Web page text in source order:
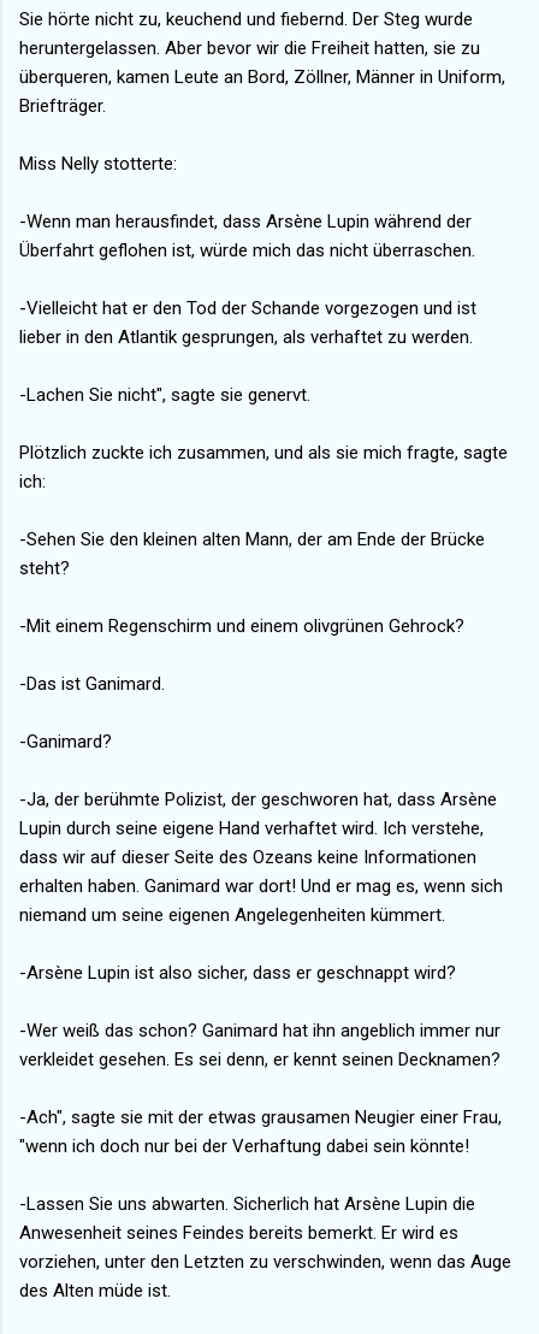
Sie hörte nicht zu, keuchend und fiebernd. Der Steg wurde
heruntergelassen. Aber bevor wir die Freiheit hatten, sie zu
überqueren, kamen Leute an Bord, Zöllner, Männer in Uniform,
Briefträger.
Miss Nelly stotterte:
-Wenn man herausfindet, dass Arsène Lupin während der
Überfahrt geflohen ist, würde mich das nicht überraschen.
-Vielleicht hat er den Tod der Schande vorgezogen und ist
lieber in den Atlantik gesprungen, als verhaftet zu werden.
-Lachen Sie nicht", sagte sie genervt.
Plötzlich zuckte ich zusammen, und als sie mich fragte, sagte
ich:
-Sehen Sie den kleinen alten Mann, der am Ende der Brücke
steht?
-Mit einem Regenschirm und einem olivgrünen Gehrock?
-Das ist Ganimard.
-Ganimard?
-Ja, der berühmte Polizist, der geschworen hat, dass Arsène
Lupin durch seine eigene Hand verhaftet wird. Ich verstehe,
dass wir auf dieser Seite des Ozeans keine Informationen
erhalten haben. Ganimard war dort! Und er mag es, wenn sich
niemand um seine eigenen Angelegenheiten kümmert.
-Arsène Lupin ist also sicher, dass er geschnappt wird?
-Wer weiß das schon? Ganimard hat ihn angeblich immer nur
verkleidet gesehen. Es sei denn, er kennt seinen Decknamen?
-Ach", sagte sie mit der etwas grausamen Neugier einer Frau,
"wenn ich doch nur bei der Verhaftung dabei sein könnte!
-Lassen Sie uns abwarten. Sicherlich hat Arsène Lupin die
Anwesenheit seines Feindes bereits bemerkt. Er wird es
vorziehen, unter den Letzten zu verschwinden, wenn das Auge
des Alten müde ist.